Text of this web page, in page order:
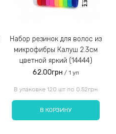
Набор резинок для волос из
микрофибры Калуш 2.3см
цветной яркий (14444)
62.00грн / 1 уп
В упаковке 120 шт по 0.52грн
В КОРЗИНУ